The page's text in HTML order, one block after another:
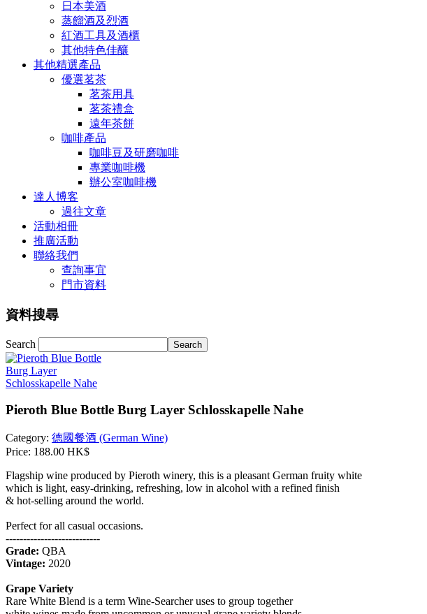
日本美酒
蒸餾酒及烈酒
紅酒工具及酒櫃
其他特色佳釀
其他精選產品
優選茗茶
茗茶用具
茗茶禮盒
遠年茶餅
咖啡產品
咖啡豆及研磨咖啡
專業咖啡機
辦公室咖啡機
達人博客
過往文章
活動相冊
推廣活動
聯絡我們
查詢事宜
門市資料
資料搜尋
Search
Pieroth Blue Bottle Burg Layer Schlosskapelle Nahe
Category: 德國餐酒 (German Wine)
Price: 188.00 HK$
Flagship wine produced by Pieroth winery, this is a pleasant German fruity white
which is light, easy-drinking, refreshing, low in alcohol with a refined finish
& hot-selling around the world.
Perfect for all casual occasions.
---------------------------
Grade: QBA
Vintage: 2020
Grape Variety
Rare White Blend is a term Wine-Searcher uses to group together